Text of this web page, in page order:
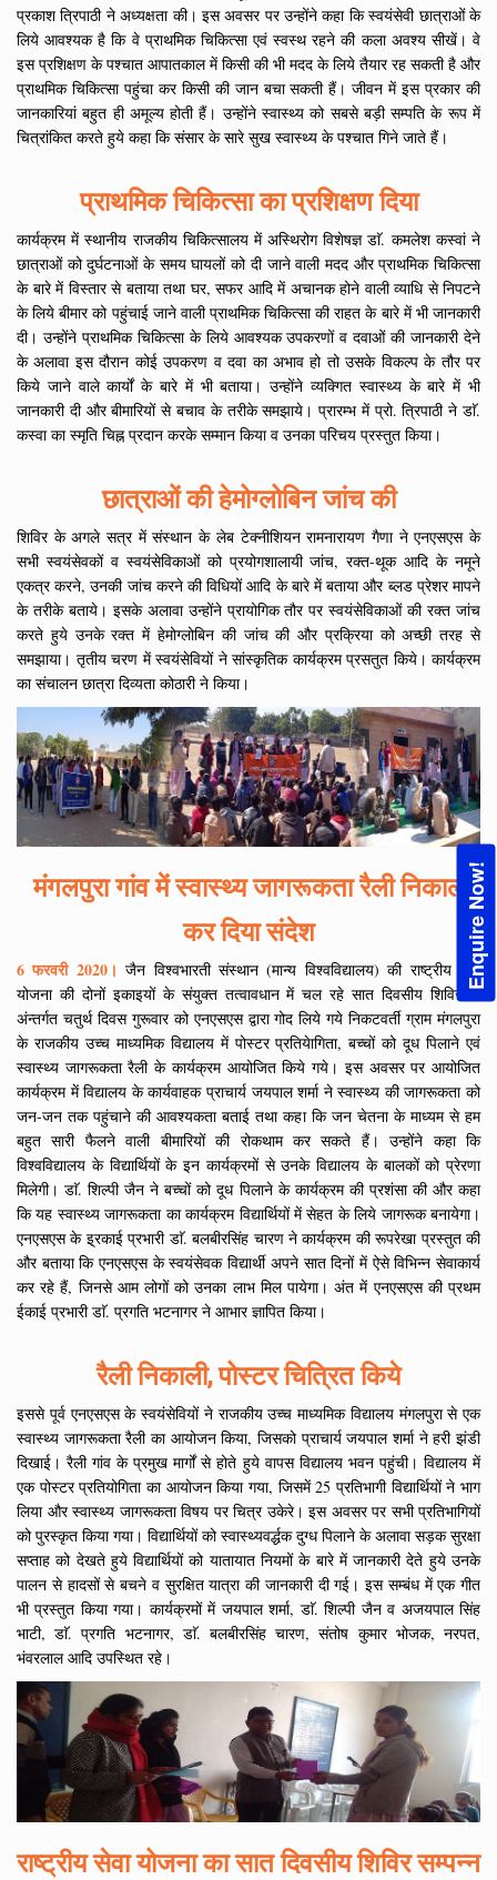
Enquire Now!
प्रकाश त्रिपाठी ने अध्यक्षता की। इस अवसर पर उन्होंने कहा कि स्वयंसेवी छात्राओं के
लिये आवश्यक है कि वे प्राथमिक चिकित्सा एवं स्वस्थ रहने की कला अवश्य सीखें। वे
इस प्रशिक्षण के पश्चात आपातकाल में किसी की भी मदद के लिये तैयार रह सकती है और
प्राथमिक चिकित्सा पहुंचा कर किसी की जान बचा सकती हैं। जीवन में इस प्रकार की
जानकारियां बहुत ही अमूल्य होती हैं। उन्होंने स्वास्थ्य को सबसे बड़ी सम्पति के रूप में
चित्रांकित करते हुये कहा कि संसार के सारे सुख स्वास्थ्य के पश्चात गिने जाते हैं।
प्राथमिक चिकित्सा का प्रशिक्षण दिया
कार्यक्रम में स्थानीय राजकीय चिकित्सालय में अस्थिरोग विशेषज्ञ डाॅ. कमलेश कस्वां ने
छात्राओं को दुर्घटनाओं के समय घायलों को दी जाने वाली मदद और प्राथमिक चिकित्सा
के बारे में विस्तार से बताया तथा घर, सफर आदि में अचानक होने वाली व्याधि से निपटने
के लिये बीमार को पहुंचाई जाने वाली प्राथमिक चिकित्सा की राहत के बारे में भी जानकारी
दी। उन्होंने प्राथमिक चिकित्सा के लिये आवश्यक उपकरणों व दवाओं की जानकारी देने
के अलावा इस दौरान कोई उपकरण व दवा का अभाव हो तो उसके विकल्प के तौर पर
किये जाने वाले कार्यों के बारे में भी बताया। उन्होंने व्यक्गित स्वास्थ्य के बारे में भी
जानकारी दी और बीमारियों से बचाव के तरीके समझाये। प्रारम्भ में प्रो. त्रिपाठी ने डाॅ.
कस्वा का स्मृति चिह्न प्रदान करके सम्मान किया व उनका परिचय प्रस्तुत किया।
छात्राओं की हेमोग्लोबिन जांच की
शिविर के अगले सत्र में संस्थान के लेब टेक्नीशियन रामनारायण गैणा ने एनएसएस के
सभी स्वयंसेवकों व स्वयंसेविकाओं को प्रयोगशालायी जांच, रक्त-थूक आदि के नमूने
एकत्र करने, उनकी जांच करने की विधियों आदि के बारे में बताया और ब्लड प्रेशर मापने
के तरीके बताये। इसके अलावा उन्होंने प्रायोगिक तौर पर स्वयंसेविकाओं की रक्त जांच
करते हुये उनके रक्त में हेमोग्लोबिन की जांच की और प्रक्रिया को अच्छी तरह से
समझाया। तृतीय चरण में स्वयंसेवियों ने सांस्कृतिक कार्यक्रम प्रसतुत किये। कार्यक्रम
का संचालन छात्रा दिव्यता कोठारी ने किया।
मंगलपुरा गांव में स्वास्थ्य जागरूकता रैली निकाल
कर दिया संदेश
6 फरवरी 2020। जैन विश्वभारती संस्थान (मान्य विश्वविद्यालय) की राष्ट्रीय सेवा
योजना की दोनों इकाइयों के संयुक्त तत्वावधान में चल रहे सात दिवसीय शिविर के
अंन्तर्गत चतुर्थ दिवस गुरूवार को एनएसएस द्वारा गोद लिये गये निकटवर्ती ग्राम मंगलपुरा
के राजकीय उच्च माध्यमिक विद्यालय में पोस्टर प्रतियेागिता, बच्चों को दूध पिलाने एवं
स्वास्थ्य जागरूकता रैली के कार्यक्रम आयोजित किये गये। इस अवसर पर आयोजित
कार्यक्रम में विद्यालय के कार्यवाहक प्राचार्य जयपाल शर्मा ने स्वास्थ्य की जागरूकता को
जन-जन तक पहुंचाने की आवश्यकता बताई तथा कहा कि जन चेतना के माध्यम से हम
बहुत सारी फैलने वाली बीमारियों की रोकथाम कर सकते हैं। उन्होंने कहा कि
विश्वविद्यालय के विद्यार्थियों के इन कार्यक्रमों से उनके विद्यालय के बालकों को प्रेरणा
मिलेगी। डाॅ. शिल्पी जैन ने बच्चों को दूध पिलाने के कार्यक्रम की प्रशंसा की और कहा
कि यह स्वास्थ्य जागरूकता का कार्यक्रम विद्यार्थियों में सेहत के लिये जागरूक बनायेगा।
एनएसएस के इ्रकाई प्रभारी डाॅ. बलबीरसिंह चारण ने कार्यक्रम की रूपरेखा प्रस्तुत की
और बताया कि एनएसएस के स्वयंसेवक विद्यार्थी अपने सात दिनों में ऐसे विभिन्न सेवाकार्य
कर रहे हैं, जिनसे आम लोगों को उनका लाभ मिल पायेगा। अंत में एनएसएस की प्रथम
ईकाई प्रभारी डाॅ. प्रगति भटनागर ने आभार ज्ञापित किया।
रैली निकाली, पोस्टर चित्रित किये
इससे पूर्व एनएसएस के स्वयंसेवियों ने राजकीय उच्च माध्यमिक विद्यालय मंगलपुरा से एक
स्वास्थ्य जागरूकता रैली का आयोजन किया, जिसको प्राचार्य जयपाल शर्मा ने हरी झंडी
दिखाई। रैली गांव के प्रमुख मार्गों से होते हुये वापस विद्यालय भवन पहुंची। विद्यालय में
एक पोस्टर प्रतियोगिता का आयोजन किया गया, जिसमें 25 प्रतिभागी विद्यार्थियों ने भाग
लिया और स्वास्थ्य जागरूकता विषय पर चित्र उकेरे। इस अवसर पर सभी प्रतिभागियों
को पुरस्कृत किया गया। विद्यार्थियों को स्वास्थ्यवर्द्धक दुग्ध पिलाने के अलावा सड़क सुरक्षा
सप्ताह को देखते हुये विद्यार्थियों को यातायात नियमों के बारे में जानकारी देते हुये उनके
पालन से हादसों से बचने व सुरक्षित यात्रा की जानकारी दी गई। इस सम्बंध में एक गीत
भी प्रस्तुत किया गया। कार्यक्रमों में जयपाल शर्मा, डाॅ. शिल्पी जैन व अजयपाल सिंह
भाटी, डाॅ. प्रगति भटनागर, डाॅ. बलबीरसिंह चारण, संतोष कुमार भोजक, नरपत,
भंवरलाल आदि उपस्थित रहे।
राष्ट्रीय सेवा योजना का सात दिवसीय शिविर सम्पन्न